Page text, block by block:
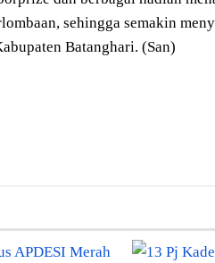
sehingga semakin
Batanghari. (San)